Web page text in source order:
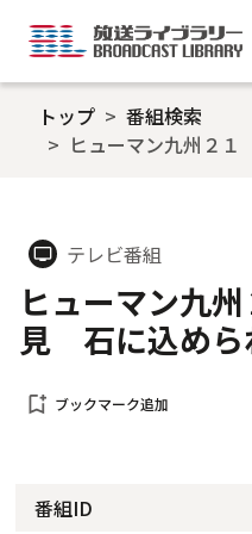
トップ
番組検索
ヒューマン九州２
tv テレビ番組
ヒューマン九
見 石に込めら
bookmark_add ブックマーク追加
番組ID